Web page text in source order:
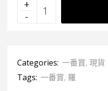
Categories: 一番賞, 現貨
Tags: 一番賞, 羅